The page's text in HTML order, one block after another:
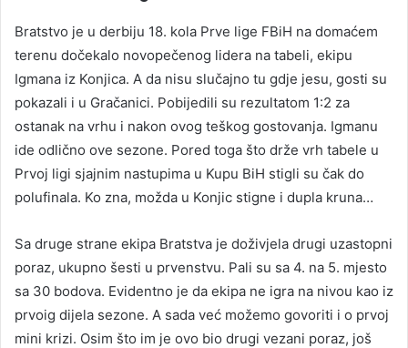
Bratstvo je u derbiju 18. kola Prve lige FBiH na domaćem
terenu dočekalo novopečenog lidera na tabeli, ekipu
Igmana iz Konjica. A da nisu slučajno tu gdje jesu, gosti su
pokazali i u Gračanici. Pobijedili su rezultatom 1:2 za
ostanak na vrhu i nakon ovog teškog gostovanja. Igmanu
ide odlično ove sezone. Pored toga što drže vrh tabele u
Prvoj ligi sjajnim nastupima u Kupu BiH stigli su čak do
polufinala. Ko zna, možda u Konjic stigne i dupla kruna…
Sa druge strane ekipa Bratstva je doživjela drugi uzastopni
poraz, ukupno šesti u prvenstvu. Pali su sa 4. na 5. mjesto
sa 30 bodova. Evidentno je da ekipa ne igra na nivou kao iz
prvoig dijela sezone. A sada već možemo govoriti i o prvoj
mini krizi. Osim što im je ovo bio drugi vezani poraz, još